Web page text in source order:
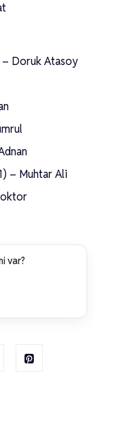
– Doruk Atasoy
– Muhtar Ali
var?